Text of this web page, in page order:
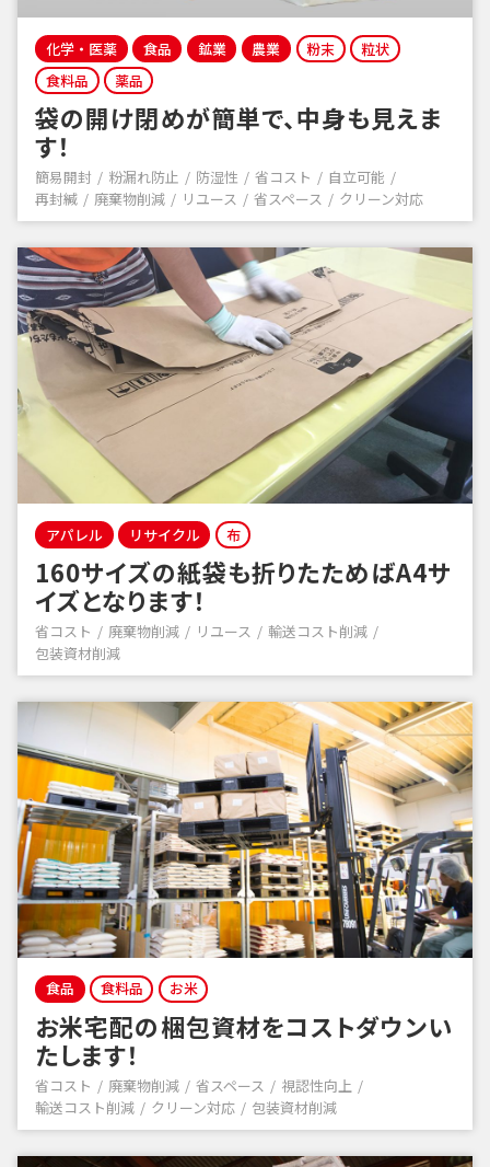
化学・医薬 食品 鉱業 農業 粉末
粒状
食料品
薬品
袋の開け閉めが簡単で、中身も見えま
す！
簡易開封 粉漏れ防止 防湿性 省コスト
自立可能
再封緘
廃棄物削減 リユース 省スペース クリーン対応
アパレル リサイクル 布
160サイズの紙袋も折りたためばA4サ
イズとなります！
省コスト 廃棄物削減 リユース
輸送コスト削減
包装資材削減
食品 食料品 お米
お米宅配の梱包資材をコストダウンい
たします！
省コスト 廃棄物削減 省スペース
視認性向上
輸送コスト削減
クリーン対応 包装資材削減